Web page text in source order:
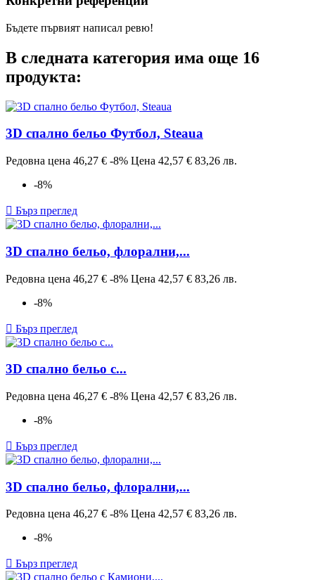
Бъдете първият написал ревю!
В следната категория има още 16
продукта:
3D спално бельо Футбол, Steaua
Редовна цена 46,27 € -8% Цена 42,57 € 83,26 лв.
-8%
 Бърз преглед
3D спално бельо, флорални,...
Редовна цена 46,27 € -8% Цена 42,57 € 83,26 лв.
-8%
 Бърз преглед
3D спално бельо с...
Редовна цена 46,27 € -8% Цена 42,57 € 83,26 лв.
-8%
 Бърз преглед
3D спално бельо, флорални,...
Редовна цена 46,27 € -8% Цена 42,57 € 83,26 лв.
-8%
 Бърз преглед